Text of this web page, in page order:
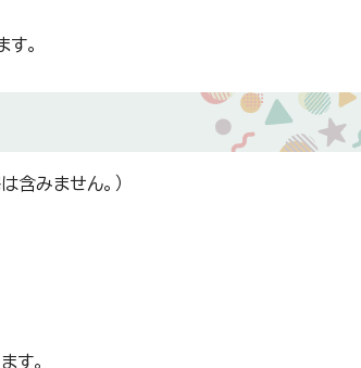
。
含みません。）
す。